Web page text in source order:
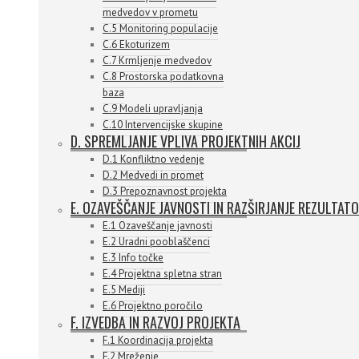
medvedov v prometu
C.5 Monitoring populacije
C.6 Ekoturizem
C.7 Krmljenje medvedov
C.8 Prostorska podatkovna
baza
C.9 Modeli upravljanja
C.10 Intervencijske skupine
D. SPREMLJANJE VPLIVA PROJEKTNIH AKCIJ
D.1 Konfliktno vedenje
D.2 Medvedi in promet
D.3 Prepoznavnost projekta
E. OZAVEŠČANJE JAVNOSTI IN RAZŠIRJANJE
E.1 Ozaveščanje javnosti
E.2 Uradni pooblaščenci
E.3 Info točke
E.4 Projektna spletna stran
E.5 Mediji
E.6 Projektno poročilo
F. IZVEDBA IN RAZVOJ PROJEKTA
F.1 Koordinacija projekta
F.2 Mreženje